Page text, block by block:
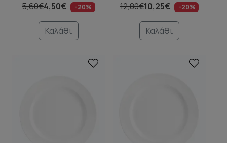
5,60€4,50€ -20%
Καλάθι
12,80€10,25€ -20%
Καλάθι